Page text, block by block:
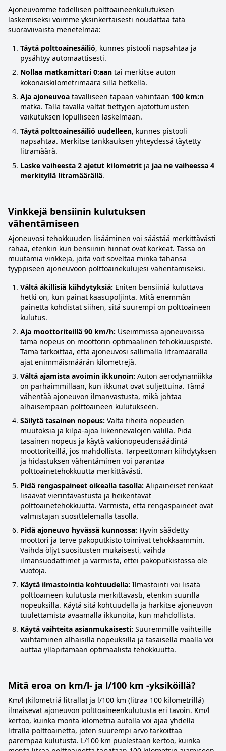
Ajoneuvomme todellisen polttoaineenkulutuksen
laskemiseksi voimme yksinkertaisesti noudattaa tätä
suoraviivaista menetelmää:
Täytä polttoainesäiliö, kunnes pistooli napsahtaa ja
pysähtyy automaattisesti.
Nollaa matkamittari 0:aan tai merkitse auton
kokonaiskilometrimäärä sillä hetkellä.
Aja ajoneuvoa tavalliseen tapaan vähintään 100 km:n
matka. Tällä tavalla vältät tiettyjen ajotottumusten
vaikutuksen lopulliseen laskelmaan.
Täytä polttoainesäiliö uudelleen, kunnes pistooli
napsahtaa. Merkitse tankkauksen yhteydessä täytetty
litramäärä.
Laske vaiheesta 2 ajetut kilometrit ja jaa ne vaiheessa 4
merkityllä litramäärällä.
Vinkkejä bensiinin kulutuksen
vähentämiseen
Ajoneuvosi tehokkuuden lisääminen voi säästää merkittävästi
rahaa, etenkin kun bensiinin hinnat ovat korkeat. Tässä on
muutamia vinkkejä, joita voit soveltaa minkä tahansa
tyyppiseen ajoneuvoon polttoainekulujesi vähentämiseksi.
Vältä äkillisiä kiihdytyksiä: Eniten bensiiniä kuluttava
hetki on, kun painat kaasupoljinta. Mitä enemmän
painetta kohdistat siihen, sitä suurempi on polttoaineen
kulutus.
Aja moottoriteillä 90 km/h: Useimmissa ajoneuvoissa
tämä nopeus on moottorin optimaalinen tehokkuuspiste.
Tämä tarkoittaa, että ajoneuvosi sallimalla litramäärällä
ajat enimmäismäärän kilometrejä.
Vältä ajamista avoimin ikkunoin: Auton aerodynamiikka
on parhaimmillaan, kun ikkunat ovat suljettuina. Tämä
vähentää ajoneuvon ilmanvastusta, mikä johtaa
alhaisempaan polttoaineen kulutukseen.
Säilytä tasainen nopeus: Vältä tiheitä nopeuden
muutoksia ja kilpa-ajoa liikennevalojen välillä. Pidä
tasainen nopeus ja käytä vakionopeudensäädintä
moottoriteillä, jos mahdollista. Tarpeettoman kiihdytyksen
ja hidastuksen vähentäminen voi parantaa
polttoainetehokkuutta merkittävästi.
Pidä rengaspaineet oikealla tasolla: Alipaineiset renkaat
lisäävät vierintävastusta ja heikentävät
polttoainetehokkuutta. Varmista, että rengaspaineet ovat
valmistajan suosittelemalla tasolla.
Pidä ajoneuvo hyvässä kunnossa: Hyvin säädetty
moottori ja terve pakoputkisto toimivat tehokkaammin.
Vaihda öljyt suositusten mukaisesti, vaihda
ilmansuodattimet ja varmista, ettei pakoputkistossa ole
vuotoja.
Käytä ilmastointia kohtuudella: Ilmastointi voi lisätä
polttoaineen kulutusta merkittävästi, etenkin suurilla
nopeuksilla. Käytä sitä kohtuudella ja harkitse ajoneuvon
tuulettamista avaamalla ikkunoita, kun mahdollista.
Käytä vaihteita asianmukaisesti: Suuremmille vaihteille
vaihtaminen alhaisilla nopeuksilla ja tasaisella maalla voi
auttaa ylläpitämään optimaalista tehokkuutta.
Mitä eroa on km/l- ja l/100 km -yksiköillä?
Km/l (kilometriä litralla) ja l/100 km (litraa 100 kilometrillä)
ilmaisevat ajoneuvon polttoaineenkulutusta eri tavoin. Km/l
kertoo, kuinka monta kilometriä autolla voi ajaa yhdellä
litralla polttoainetta, joten suurempi arvo tarkoittaa
parempaa kulutusta. L/100 km puolestaan kertoo, kuinka